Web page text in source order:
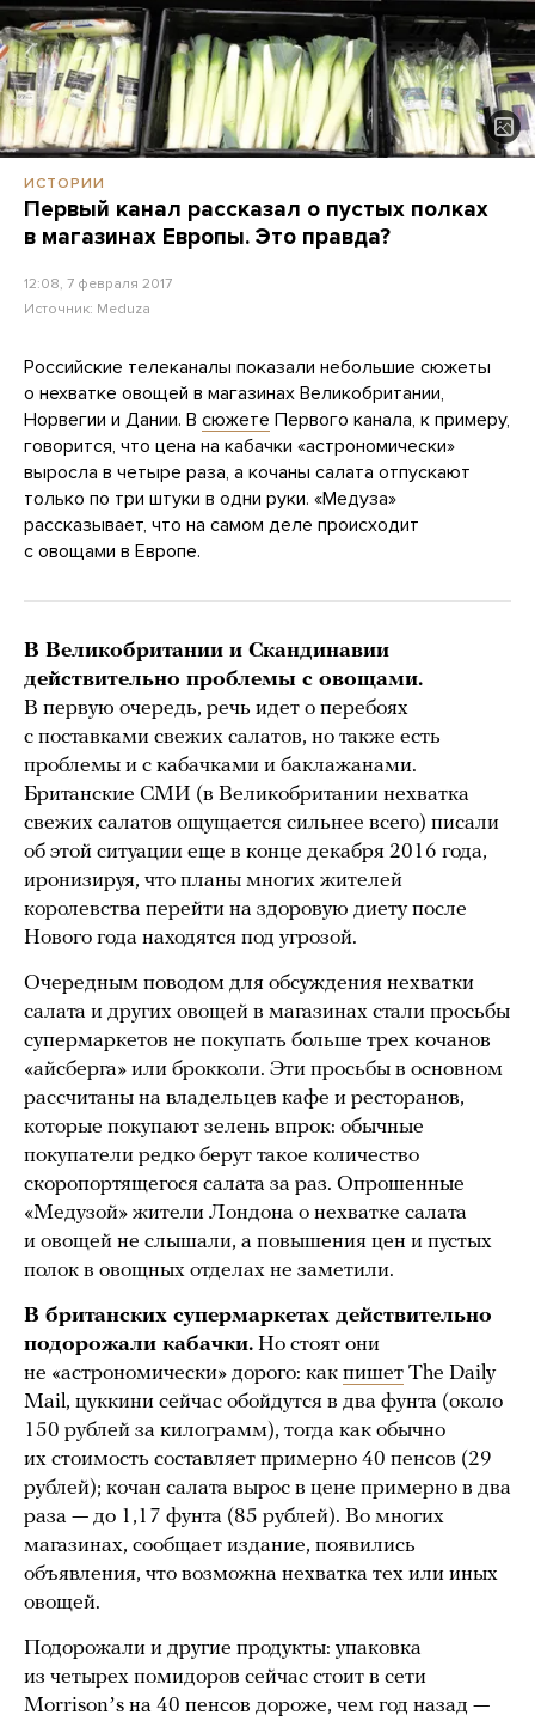
ИСТОРИИ
Первый канал рассказал о пустых полках
в магазинах Европы. Это правда?
12:08, 7 февраля 2017
Источник: Meduza
Российские телеканалы показали небольшие сюжеты
о нехватке овощей в магазинах Великобритании,
Норвегии и Дании. В сюжете Первого канала, к примеру,
говорится, что цена на кабачки «астрономически»
выросла в четыре раза, а кочаны салата отпускают
только по три штуки в одни руки. «Медуза»
рассказывает, что на самом деле происходит
с овощами в Европе.
В Великобритании и Скандинавии
действительно проблемы с овощами.
В первую очередь, речь идет о перебоях
с поставками свежих салатов, но также есть
проблемы и с кабачками и баклажанами.
Британские СМИ (в Великобритании нехватка
свежих салатов ощущается сильнее всего) писали
об этой ситуации еще в конце декабря 2016 года,
иронизируя, что планы многих жителей
королевства перейти на здоровую диету после
Нового года находятся под угрозой.
Очередным поводом для обсуждения нехватки
салата и других овощей в магазинах стали просьбы
супермаркетов не покупать больше трех кочанов
«айсберга» или брокколи. Эти просьбы в основном
рассчитаны на владельцев кафе и ресторанов,
которые покупают зелень впрок: обычные
покупатели редко берут такое количество
скоропортящегося салата за раз. Опрошенные
«Медузой» жители Лондона о нехватке салата
и овощей не слышали, а повышения цен и пустых
полок в овощных отделах не заметили.
В британских супермаркетах действительно
подорожали кабачки. Но стоят они
не «астрономически» дорого: как пишет The Daily
Mail, цуккини сейчас обойдутся в два фунта (около
150 рублей за килограмм), тогда как обычно
их стоимость составляет примерно 40 пенсов (29
рублей); кочан салата вырос в цене примерно в два
раза — до 1,17 фунта (85 рублей). Во многих
магазинах, сообщает издание, появились
объявления, что возможна нехватка тех или иных
овощей.
Подорожали и другие продукты: упаковка
из четырех помидоров сейчас стоит в сети
Morrisonʼs на 40 пенсов дороже, чем год назад —